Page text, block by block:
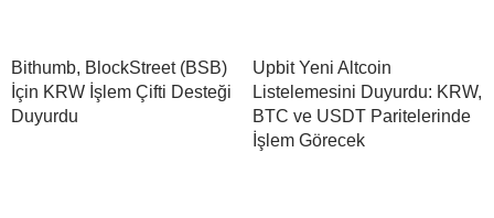
Bithumb, BlockStreet (BSB)
İçin KRW İşlem Çifti Desteği
Duyurdu
Upbit Yeni Altcoin
Listelemesini Duyurdu: KRW,
BTC ve USDT Paritelerinde
İşlem Görecek